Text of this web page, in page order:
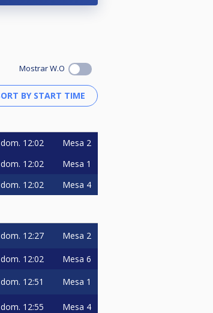
Mostrar W.O
dom. 12:02 Mesa 2
dom. 12:02 Mesa 1
dom. 12:02 Mesa 4
dom. 12:27 Mesa 2
dom. 12:02 Mesa 6
dom. 12:51 Mesa 1
dom. 12:55 Mesa 4